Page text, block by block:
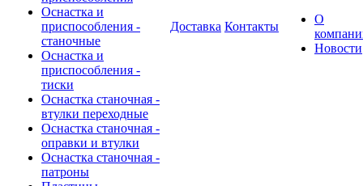
Оснастка и
приспособления -
станочные
Оснастка и
приспособления -
тиски
Оснастка станочная -
втулки переходные
Оснастка станочная -
оправки и втулки
Оснастка станочная -
патроны
Доставка Контакты
О
Новости